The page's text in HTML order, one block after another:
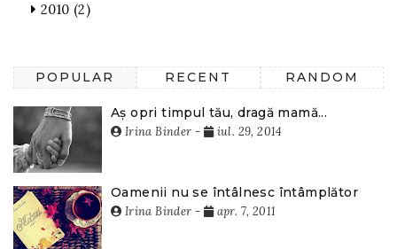
2010 (2)
POPULAR RECENT RANDOM
Aș opri timpul tău, dragă mamă...
Irina Binder - iul. 29, 2014
Oamenii nu se întâlnesc întâmplător
Irina Binder - apr. 7, 2011